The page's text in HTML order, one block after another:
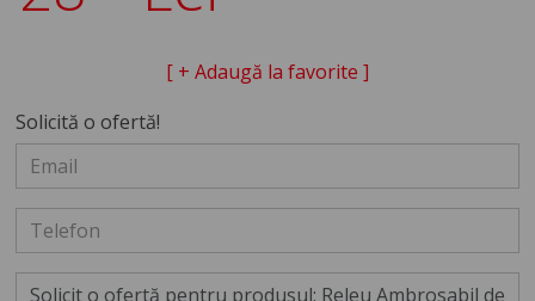
[ + Adaugă la favorite ]
Solicită o ofertă!